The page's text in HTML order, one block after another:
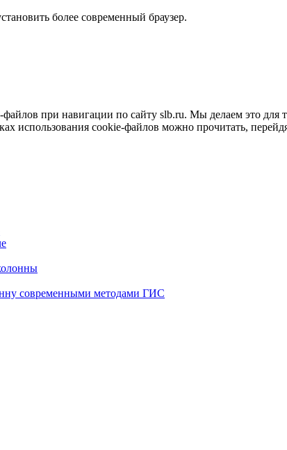
более современный браузер.
при навигации по сайту slb.ru. Мы делаем это для
использования cookie-файлов можно прочитать,
современными методами ГИС